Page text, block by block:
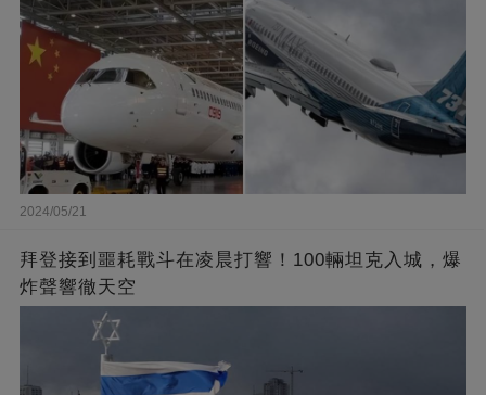
2024/05/21
拜登接到噩耗戰斗在凌晨打響！100輛坦克入城，爆
炸聲響徹天空